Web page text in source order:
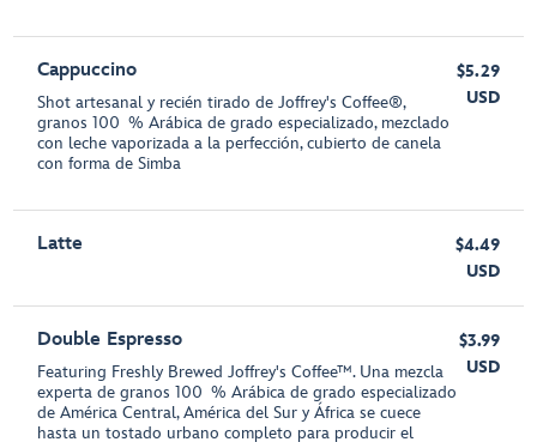
Cappuccino
Shot artesanal y recién tirado de Joffrey's Coffee®,
granos 100 % Arábica de grado especializado, mezclado
con leche vaporizada a la perfección, cubierto de canela
con forma de Simba
$5.29
USD
Latte
$4.49
USD
Double Espresso
Featuring Freshly Brewed Joffrey's Coffee™. Una mezcla
experta de granos 100 % Arábica de grado especializado
de América Central, América del Sur y África se cuece
hasta un tostado urbano completo para producir el
$3.99
USD